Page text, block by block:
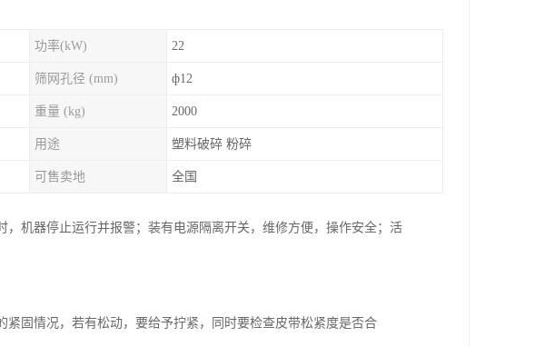
功率(kW) 22
筛网孔径 (mm) ф12
重量 (kg) 2000
用途 塑料破碎 粉碎
可售卖地 全国
机器停止运行并报警；装有电源隔离开关，维修方便，操作安全；活
固情况，若有松动，要给予拧紧，同时要检查皮带松紧度是否合